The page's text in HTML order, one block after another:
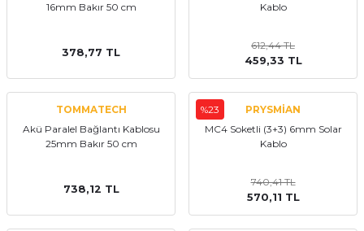
16mm Bakır 50 cm
378,77 TL
Kablo
612,44 TL
459,33 TL
TOMMATECH
Akü Paralel Bağlantı Kablosu
25mm Bakır 50 cm
738,12 TL
%23
PRYSMİAN
MC4 Soketli (3+3) 6mm Solar
Kablo
740,41 TL
570,11 TL